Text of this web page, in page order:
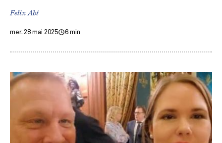
Felix Abt
mer. 28 mai 2025 6 min